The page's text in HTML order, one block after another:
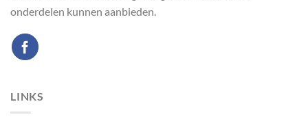
onderdelen kunnen aanbieden.
LINKS